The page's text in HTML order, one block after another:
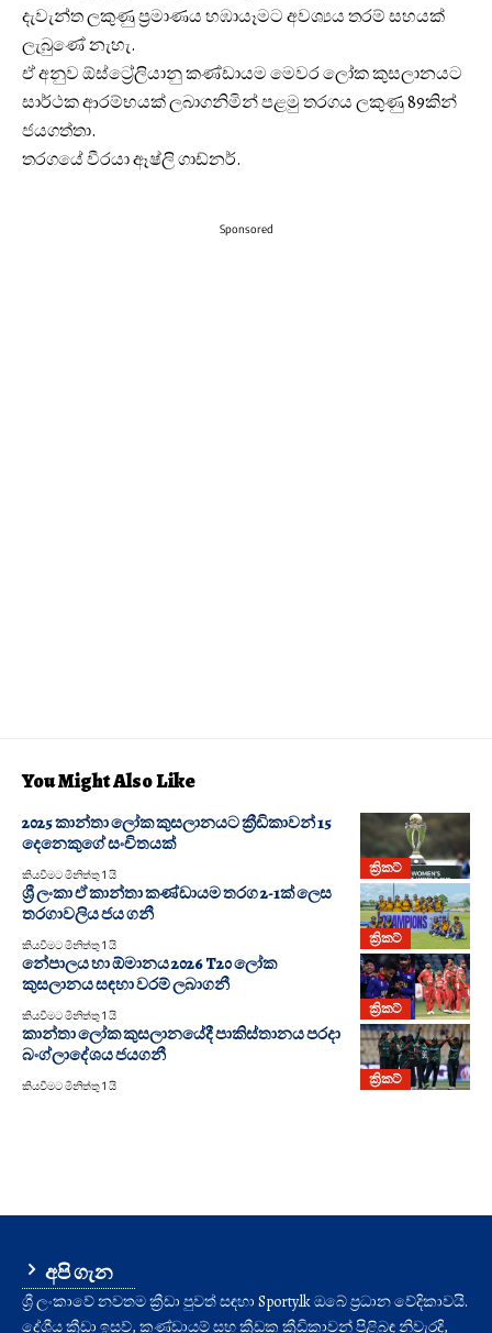
දැවැන්ත ලකුණු ප්‍රමාණය හඹායෑමට අවශ්‍යය තරම් සහයක්
ලැබුණේ නැහැ.
ඒ අනුව ඕස්ට්‍රේලියානු කණ්ඩායම මෙවර ලෝක කුසලානයට
සාර්ථක ආරම්භයක් ලබාගනිමින් පළමු තරගය ලකුණු 89කින්
ජයගත්තා.
තරගයේ වීරයා ඈෂ්ලි ගාඩ්නර්.
Sponsored
You Might Also Like
ක්‍රිකට්
2025 කාන්තා ලෝක කුසලානයට ක්‍රීඩිකාවන් 15
දෙනෙකුගේ සංචිතයක්
කියවීමට මිනිත්තු 1 යි
ක්‍රිකට්
ශ්‍රී ලංකා ඒ කාන්තා කණ්ඩායම තරග 2-1ක් ලෙස
තරගාවලිය ජය ගනී
කියවීමට මිනිත්තු 1 යි
ක්‍රිකට්
නේපාලය හා ඕමානය 2026 T20 ලෝක
කුසලානය සඳහා වරම් ලබාගනී
කියවීමට මිනිත්තු 1 යි
ක්‍රිකට්
කාන්තා ලෝක කුසලානයේදී පාකිස්තානය පරදා
බංග්ලාදේශය ජයගනී
කියවීමට මිනිත්තු 1 යි
අපි ගැන
ශ්‍රී ලංකාවේ නවතම ක්‍රීඩා පුවත් සඳහා Sporty.lk ඔබේ ප්‍රධාන වේදිකාවයි.
දේශීය ක්‍රීඩා ඉසව්, කණ්ඩායම් සහ ක්‍රීඩක ක්‍රීඩිකාවන් පිළිබඳ නිවැරදි,